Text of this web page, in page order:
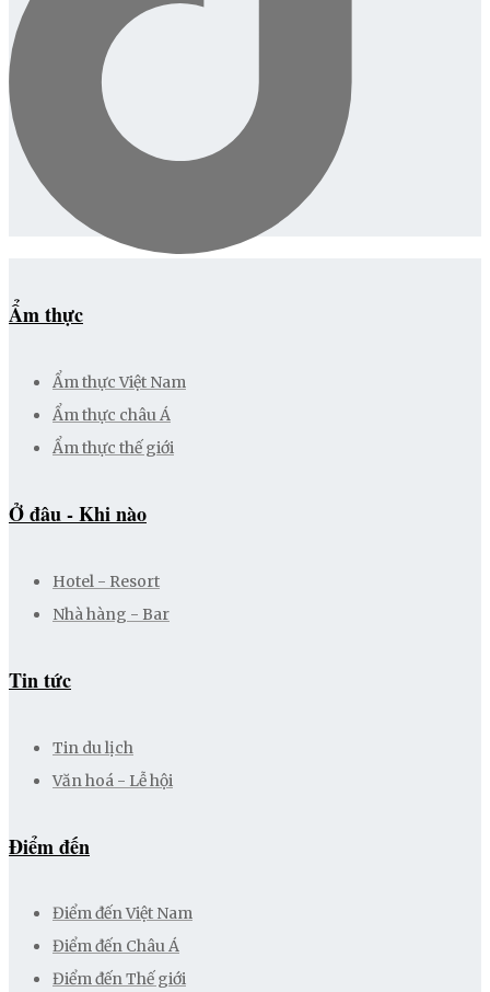
Ẩm thực
Ẩm thực Việt Nam
Ẩm thực châu Á
Ẩm thực thế giới
Ở đâu - Khi nào
Hotel - Resort
Nhà hàng - Bar
Tin tức
Tin du lịch
Văn hoá - Lễ hội
Điểm đến
Điểm đến Việt Nam
Điểm đến Châu Á
Điểm đến Thế giới